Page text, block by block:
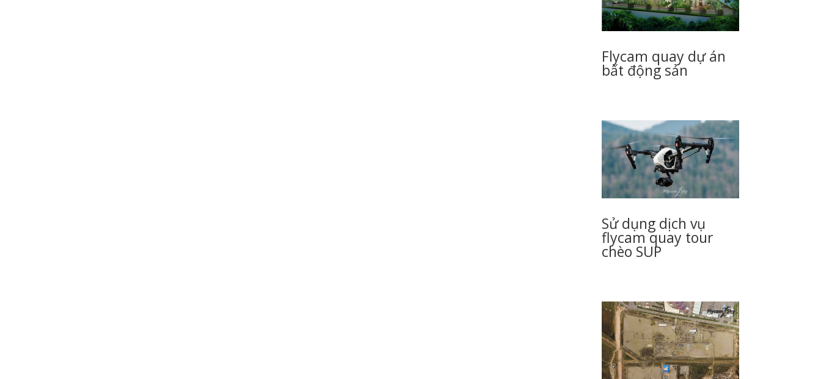
Flycam quay dự án
bất động sản
Sử dụng dịch vụ
flycam quay tour
chèo SUP